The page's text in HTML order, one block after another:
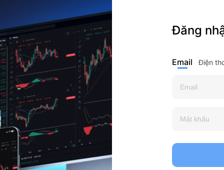
Đăng
Email Điện